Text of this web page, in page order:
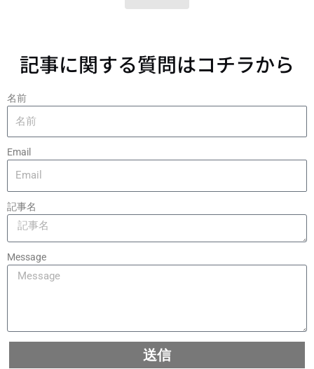
記事に関する質問はコチラから
名前
Email
記事名
Message
送信